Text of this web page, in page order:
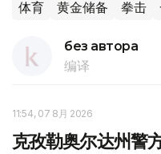
体育 黄金储备 拳击
без автора
编译
11:54, 07 8月 2026
克孜勒奥尔达州警